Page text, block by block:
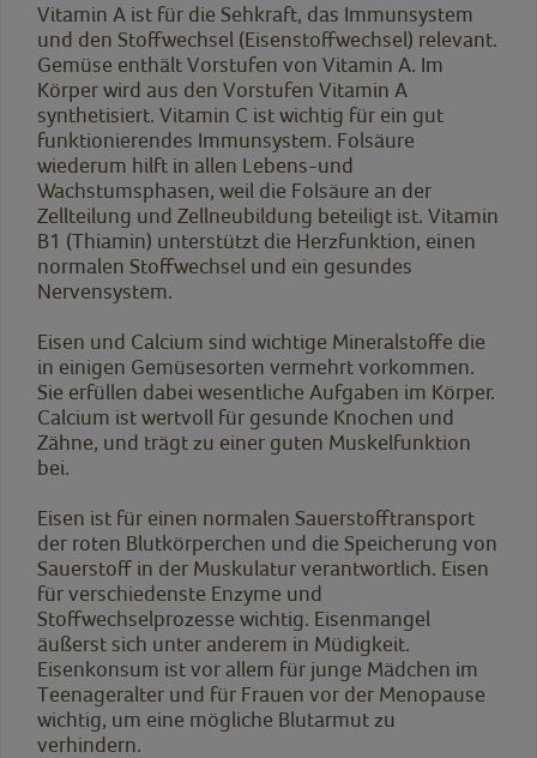
Vitamin A ist für die Sehkraft, das Immunsystem
und den Stoffwechsel (Eisenstoffwechsel) relevant.
Gemüse enthält Vorstufen von Vitamin A. Im
Körper wird aus den Vorstufen Vitamin A
synthetisiert. Vitamin C ist wichtig für ein gut
funktionierendes Immunsystem. Folsäure
wiederum hilft in allen Lebens-und
Wachstumsphasen, weil die Folsäure an der
Zellteilung und Zellneubildung beteiligt ist. Vitamin
B1 (Thiamin) unterstützt die Herzfunktion, einen
normalen Stoffwechsel und ein gesundes
Nervensystem.
Eisen und Calcium sind wichtige Mineralstoffe die
in einigen Gemüsesorten vermehrt vorkommen.
Sie erfüllen dabei wesentliche Aufgaben im Körper.
Calcium ist wertvoll für gesunde Knochen und
Zähne, und trägt zu einer guten Muskelfunktion
bei.
Eisen ist für einen normalen Sauerstofftransport
der roten Blutkörperchen und die Speicherung von
Sauerstoff in der Muskulatur verantwortlich. Eisen
für verschiedenste Enzyme und
Stoffwechselprozesse wichtig. Eisenmangel
äußerst sich unter anderem in Müdigkeit.
Eisenkonsum ist vor allem für junge Mädchen im
Teenageralter und für Frauen vor der Menopause
wichtig, um eine mögliche Blutarmut zu
verhindern.